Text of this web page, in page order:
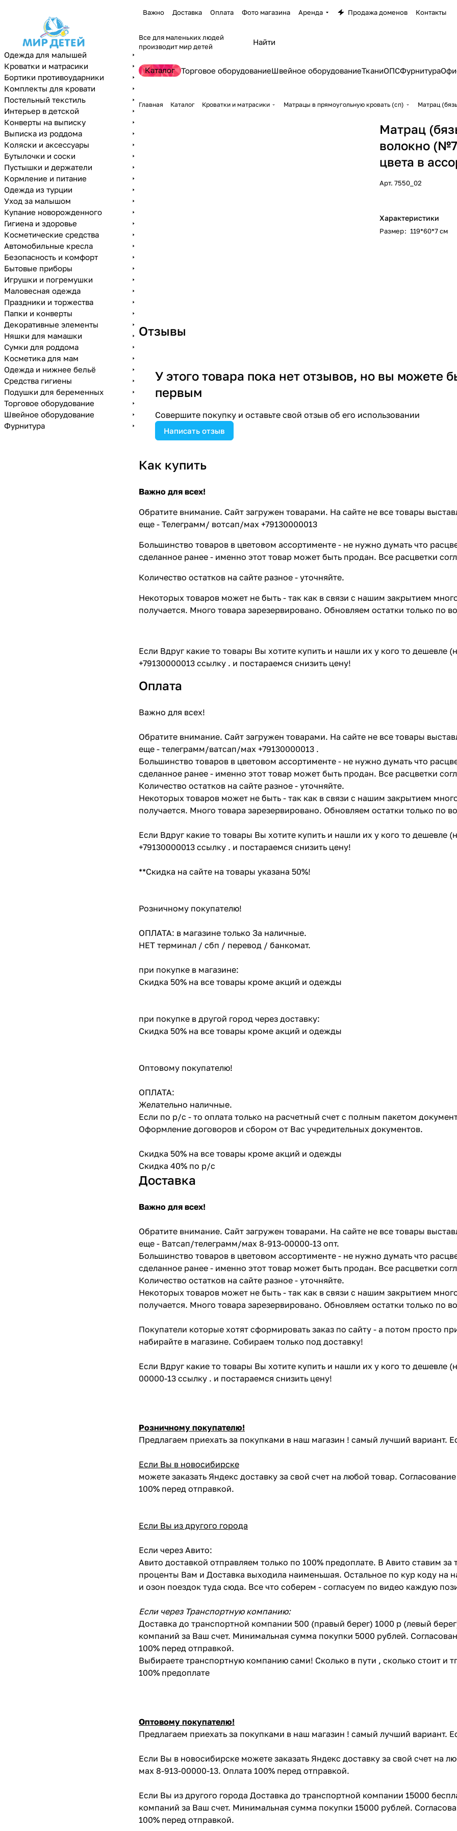
Важно Доставка Оплата Фото магазина Аренда Продажа доменов Контакты
Все для маленьких людей
производит мир детей
Каталог Торговое оборудованиеШвейное оборудованиеТканиОПСФурнитура
Главная Каталог Кроватки и матрасики Матрацы в прямоугольную кровать (сп) Матрац
Матрац
волокно
цвета в
Арт. 7550_02
Характеристики
Размер: 119*60*7 см
Отзывы
У этого товара пока нет отзывов, но вы можете
первым
Совершите покупку и оставьте свой отзыв об его использовании
Написать отзыв
Как купить
Важно для всех!
Обратите внимание. Сайт загружен товарами. На сайте не все товары
еще - Телеграмм/ вотсап/мах +79130000013
Большинство товаров в цветовом ассортименте - не нужно думать что
сделанное ранее - именно этот товар может быть продан. Все расцветки
Количество остатков на сайте разное - уточняйте.
Некоторых товаров может не быть - так как в связи с нашим закрытием
получается. Много товара зарезервировано. Обновляем остатки только по
Если Вдруг какие то товары Вы хотите купить и нашли их у кого то
+79130000013 ссылку . и постараемся снизить цену!
Оплата
Важно для всех!
Обратите внимание. Сайт загружен товарами. На сайте не все товары
еще - телеграмм/ватсап/мах +79130000013 .
Большинство товаров в цветовом ассортименте - не нужно думать что
сделанное ранее - именно этот товар может быть продан. Все расцветки
Количество остатков на сайте разное - уточняйте.
Некоторых товаров может не быть - так как в связи с нашим закрытием
получается. Много товара зарезервировано. Обновляем остатки только по
Если Вдруг какие то товары Вы хотите купить и нашли их у кого то
+79130000013 ссылку . и постараемся снизить цену!
**Скидка на сайте на товары указана 50%!
Розничному покупателю!
ОПЛАТА: в магазине только За наличные.
НЕТ терминал / сбп / перевод / банкомат.
при покупке в магазине:
Скидка 50% на все товары кроме акций и одежды
при покупке в другой город через доставку:
Скидка 50% на все товары кроме акций и одежды
Оптовому покупателю!
ОПЛАТА:
Желательно наличные.
Если по р/с - то оплата только на расчетный счет с полным пакетом
Оформление договоров и сбором от Вас учредительных документов.
Скидка 50% на все товары кроме акций и одежды
Скидка 40% по р/с
Доставка
Важно для всех!
Обратите внимание. Сайт загружен товарами. На сайте не все товары
еще - Ватсап/телеграмм/мах 8-913-00000-13 опт.
Большинство товаров в цветовом ассортименте - не нужно думать что
сделанное ранее - именно этот товар может быть продан. Все расцветки
Количество остатков на сайте разное - уточняйте.
Некоторых товаров может не быть - так как в связи с нашим закрытием
получается. Много товара зарезервировано. Обновляем остатки только по
Покупатели которые хотят сформировать заказ по сайту - а потом просто
набирайте в магазине. Собираем только под доставку!
Если Вдруг какие то товары Вы хотите купить и нашли их у кого то
00000-13 ссылку . и постараемся снизить цену!
Розничному покупателю!
Предлагаем приехать за покупками в наш магазин ! самый лучший вариант.
Если Вы в новосибирске
можете заказать Яндекс доставку за свой счет на любой товар.
100% перед отправкой.
Если Вы из другого города
Если через Авито:
Авито доставкой отправляем только по 100% предоплате. В Авито ставим
проценты Вам и Доставка выходила наименьшая. Остальное по кур коду
и озон поездок туда сюда. Все что соберем - согласуем по видео каждую
Если через Транспортную компанию:
Доставка до транспортной компании 500 (правый берег) 1000 р (левый
компаний за Ваш счет. Минимальная сумма покупки 5000 рублей.
100% перед отправкой.
Выбираете транспортную компанию сами! Сколько в пути , сколько стоит и
100% предоплате
Оптовому покупателю!
Предлагаем приехать за покупками в наш магазин ! самый лучший вариант.
Если Вы в новосибирске можете заказать Яндекс доставку за свой счет на
мах 8-913-00000-13. Оплата 100% перед отправкой.
Если Вы из другого города Доставка до транспортной компании 15000
компаний за Ваш счет. Минимальная сумма покупки 15000 рублей.
100% перед отправкой.
Одежда для малышей
Кроватки и матрасики
Бортики противоударники
Комплекты для кровати
Постельный текстиль
Интерьер в детской
Конверты на выписку
Выписка из роддома
Коляски и аксессуары
Бутылочки и соски
Пустышки и держатели
Кормление и питание
Одежда из турции
Уход за малышом
Купание новорожденного
Гигиена и здоровье
Косметические средства
Автомобильные кресла
Безопасность и комфорт
Бытовые приборы
Игрушки и погремушки
Маловесная одежда
Праздники и торжества
Папки и конверты
Декоративные элементы
Няшки для мамашки
Сумки для роддома
Косметика для мам
Одежда и нижнее бельё
Средства гигиены
Подушки для беременных
Торговое оборудование
Швейное оборудование
Фурнитура